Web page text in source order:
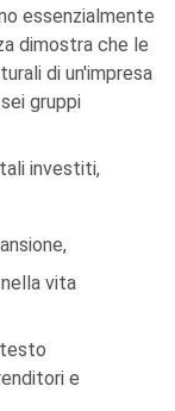
essenzialmente
dimostra che le
di un'impresa
gruppi
investiti,
vita
testo
e